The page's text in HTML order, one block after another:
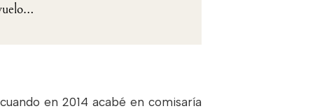
en 2014 acabé en comisaría